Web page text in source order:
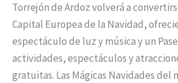
Torrejón de Ardoz volverá a
Capital Europea de la Navidad,
espectáculo de luz y música y un
actividades, espectáculos y
gratuitas. Las Mágicas Navidades del